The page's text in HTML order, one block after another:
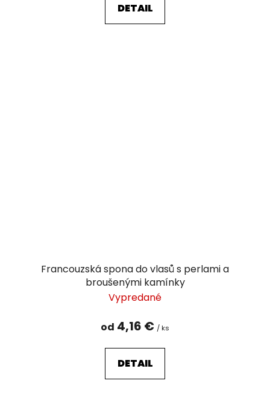
DETAIL
Francouzská spona do vlasů s perlami a
broušenými kamínky
Vypredané
od 4,16 € / ks
DETAIL